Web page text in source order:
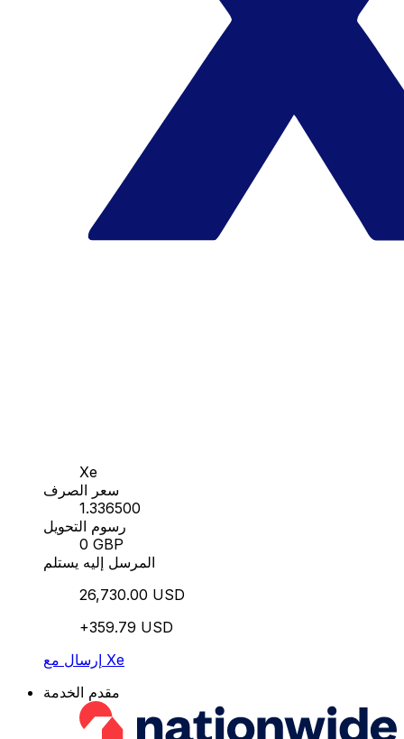
Xe
سعر الصرف
1.336500
رسوم التحويل
0 GBP
المرسل إليه يستلم
26,730.00 USD
+359.79 USD
إرسال مع Xe
مقدم الخدمة